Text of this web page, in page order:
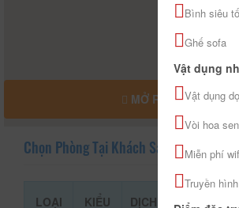
MỞ RỘNG BẢN ĐỒ
Chọn Phòng Tại Khách Sạn Kim Cương
LOẠI
KIỂU
DỊCH
GIÁ THAM
Bình siêu
Ghế sofa
Vật dụng
Vật dụng
Vòi hoa sen
Miễn phí
Truyền